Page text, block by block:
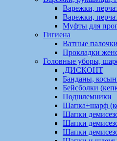
Варежки,
Варежки,
Муфты для
Гигиена
Ватные палочки
Прокладки
Головные уборы,
.ДИСКОНТ
Банданы,
Бейсболки
Подшлемники
Шапка+шарф
Шапки
Шапки
Шапки